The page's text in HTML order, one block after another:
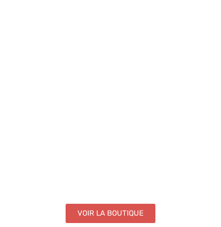
VOIR LA BOUTIQUE